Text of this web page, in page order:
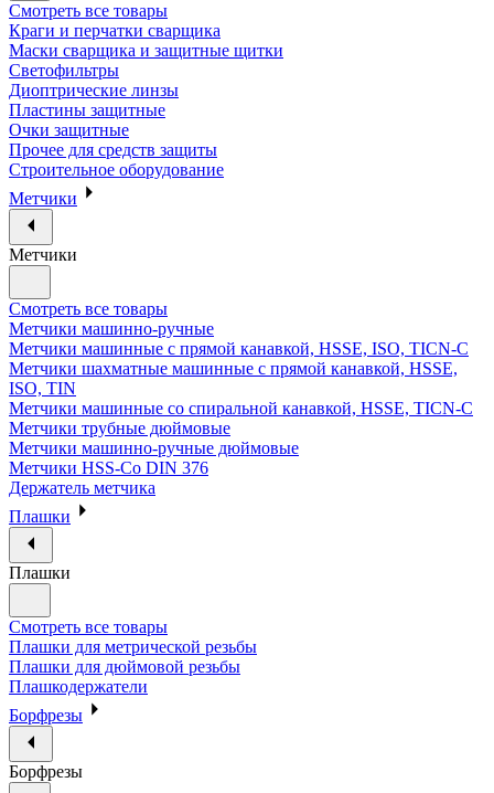
Смотреть все товары
Краги и перчатки сварщика
Маски сварщика и защитные щитки
Светофильтры
Диоптрические линзы
Пластины защитные
Очки защитные
Прочее для средств защиты
Строительное оборудование
Метчики
Метчики
Смотреть все товары
Метчики машинно-ручные
Метчики машинные с прямой канавкой, HSSE, ISO, TICN-C
Метчики шахматные машинные с прямой канавкой, HSSE,
ISO, TIN
Метчики машинные со спиральной канавкой, HSSE, TICN-C
Метчики трубные дюймовые
Метчики машинно-ручные дюймовые
Метчики HSS-Co DIN 376
Держатель метчика
Плашки
Плашки
Смотреть все товары
Плашки для метрической резьбы
Плашки для дюймовой резьбы
Плашкодержатели
Борфрезы
Борфрезы